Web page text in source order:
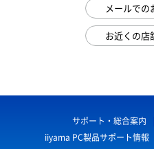
メールでの
お近くの店
サポート・総合案内
iiyama PC製品サポート情報